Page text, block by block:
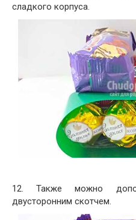
сладкого корпуса.
12. Также можно
двусторонним скотчем.